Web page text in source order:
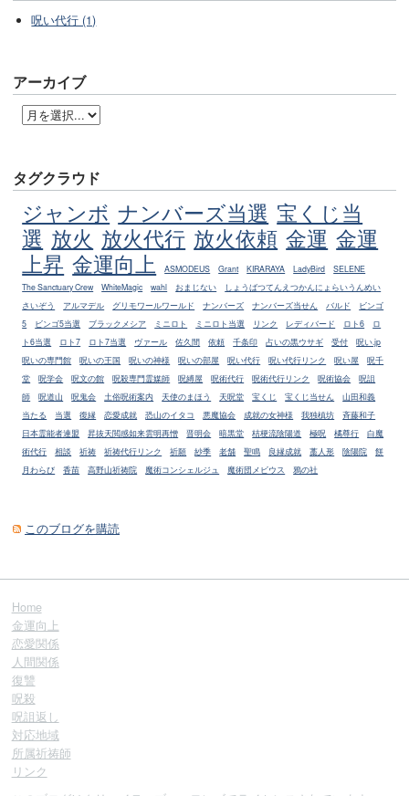
呪い代行 (1)
アーカイブ
タグクラウド
ジャンボ ナンバーズ当選 宝くじ当
選 放火 放火代行 放火依頼 金運 金運
上昇 金運向上 ASMODEUS Grant KIRARAYA LadyBird
SELENE
The Sanctuary Crew
WhiteMagic wahl おまじない
しょうばつてんえつかんにょらいうんめい
さいぞう
アルマデル グリモワールワールド ナンバーズ ナンバーズ当せん バルド
ビンゴ
5
ビンゴ5当選 ブラックメシア ミニロト ミニロト当選 リンク レディバード ロト6
ロ
ト6当選
ロト7 ロト7当選 ヴァール 佐久間 依頼 千条印 占いの黒ウサギ 受付
呪い.jp
呪いの専門館
呪いの王国 呪いの神様 呪いの部屋 呪い代行 呪い代行リンク 呪い屋
呪千
堂
呪学会 呪文の館 呪殺専門霊媒師 呪縛屋 呪術代行 呪術代行リンク 呪術協会
呪詛
師
呪道山 呪鬼会 土俗呪術案内 天使のまほう 天呪堂 宝くじ 宝くじ当せん
山田和義
当たる
当選 復縁 恋愛成就 恐山のイタコ 悪魔協会 成就の女神様 我独槙坊
斉藤和子
日本霊能者連盟
昇抜天閲感如来雲明再憎 晋明会 暗黒堂 桔梗流陰陽道 極呪 橘尊行
白魔
術代行
相談 祈祷 祈祷代行リンク 祈願 紗季 老舗 聖鳴 良縁成就 藁人形 陰陽院
餅
月わらび
香苗 高野山祈祷院 魔術コンシェルジュ 魔術団メビウス 鴉の社
このブログを購読
Home
金運向上
恋愛関係
人間関係
復讐
呪殺
呪詛返し
対応地域
所属祈祷師
リンク